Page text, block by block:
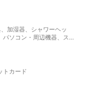
加湿器、シャワーヘッ
パソコン・周辺機器、スマ
トカード